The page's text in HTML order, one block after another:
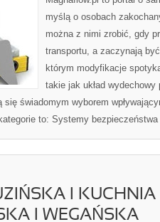
myślą o osobach
można z nimi zrobić, gdy
transportu, a zaczynają
którym modyfikacje
takie jak układ
świadomym wyborem
to: Systemy
I KUCHNIA
I WEGAŃSKA